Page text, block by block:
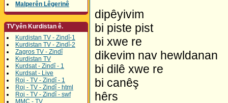
Malperên Lêgerinê
TV'yên Kurdistan ê.
Kurdistan TV - Zindî-1
Kurdistan TV - Zindî-2
Zagros TV - Zindî
Kurdistan TV
Kurdsat - Zindî - 1
Kurdsat - Live
Roj - TV - Zindî - 1
Roj - TV - Zindî - html
Roj - TV - Zindî - swf
MMC - TV
dipêyivim
bi piste pist
bi xwe re
dikevim nav hewldanan
bi dilê xwe re
bi canêş
hêrs